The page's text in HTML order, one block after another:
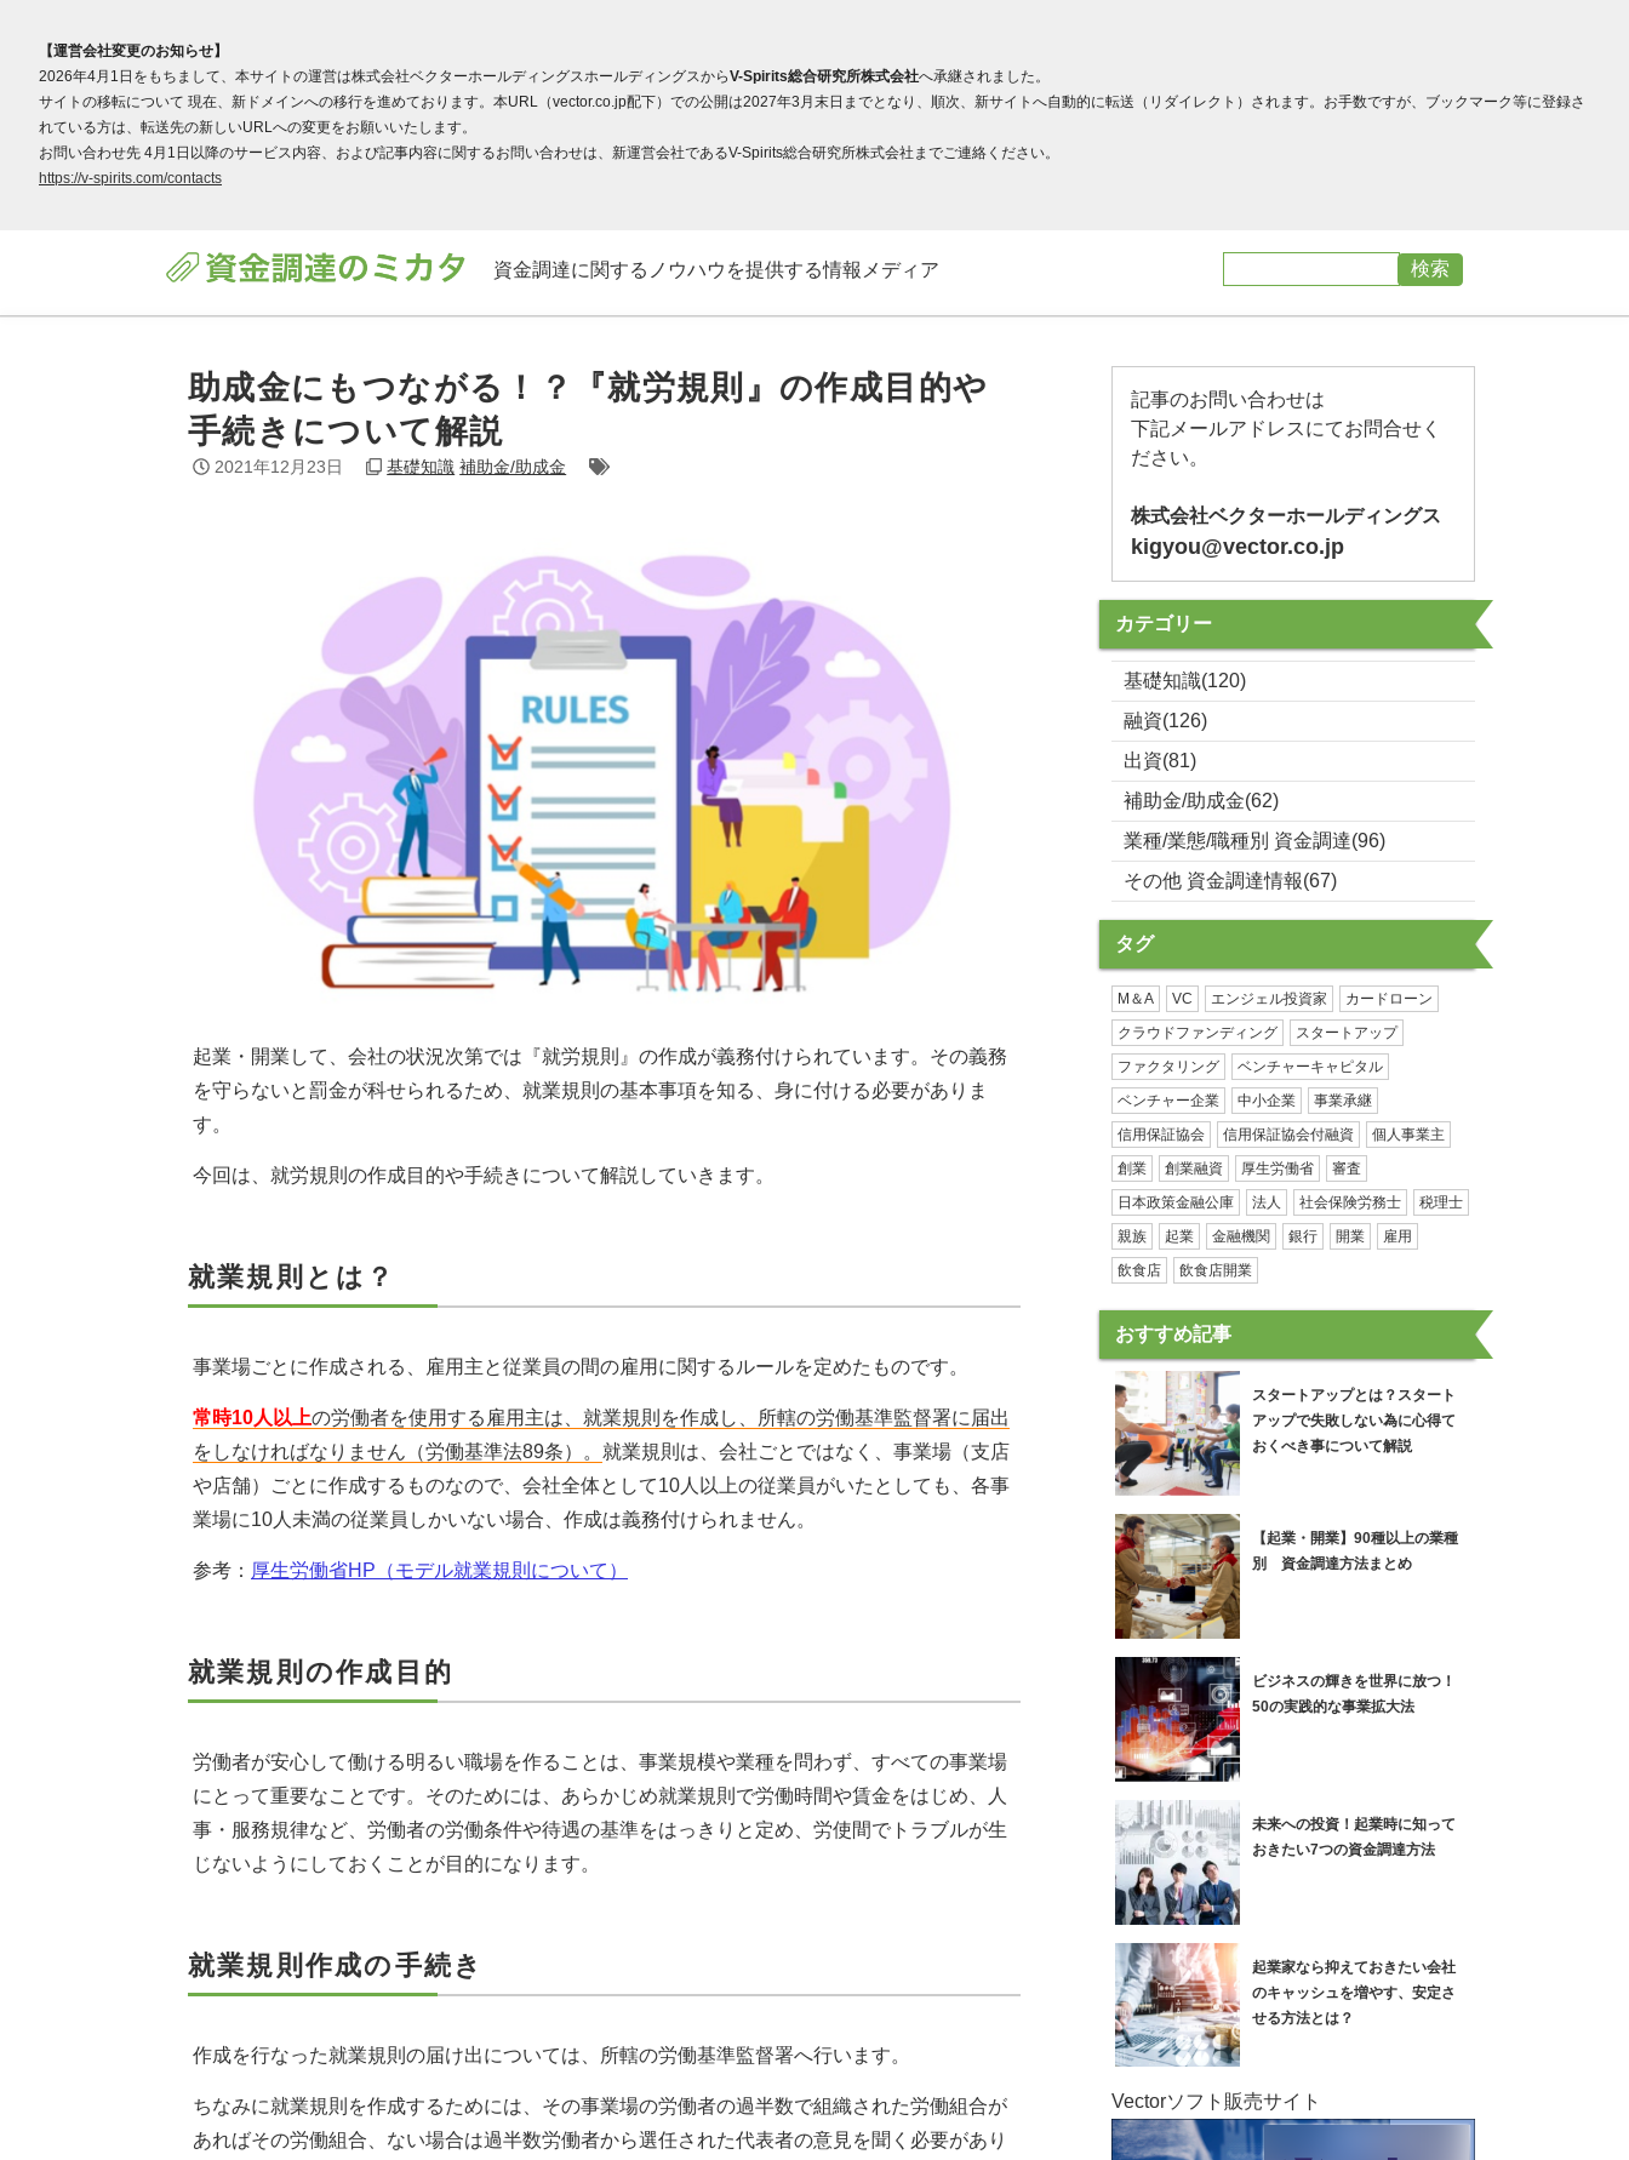
【運営会社変更のお知らせ】
2026年4月1日をもちまして、本サイトの運営は株式会社ベクターホールディングスホールディングスからV-Spirits総合研究所株式会社へ承継されました。
サイトの移転について 現在、新ドメインへの移行を進めております。本URL（vector.co.jp配下）での公開は2027年3月末日までとなり、順次、新サイトへ自動的に転送（リダイレクト）されます。お手数ですが、ブックマーク等に登録さ
れている方は、転送先の新しいURLへの変更をお願いいたします。
お問い合わせ先 4月1日以降のサービス内容、および記事内容に関するお問い合わせは、新運営会社であるV-Spirits総合研究所株式会社までご連絡ください。
https://v-spirits.com/contacts
資金調達に関するノウハウを提供する情報メディア
助成金にもつながる！？『就労規則』の作成目的や
手続きについて解説
2021年12月23日 基礎知識 補助金/助成金
起業・開業して、会社の状況次第では『就労規則』の作成が義務付けられています。その義務
を守らないと罰金が科せられるため、就業規則の基本事項を知る、身に付ける必要がありま
す。
今回は、就労規則の作成目的や手続きについて解説していきます。
就業規則とは？
事業場ごとに作成される、雇用主と従業員の間の雇用に関するルールを定めたものです。
常時10人以上の労働者を使用する雇用主は、就業規則を作成し、所轄の労働基準監督署に届出
をしなければなりません（労働基準法89条）。 就業規則は、会社ごとではなく、事業場（支店
や店舗）ごとに作成するものなので、会社全体として10人以上の従業員がいたとしても、各事
業場に10人未満の従業員しかいない場合、作成は義務付けられません。
参考： 厚生労働省HP（モデル就業規則について）
就業規則の作成目的
労働者が安心して働ける明るい職場を作ることは、事業規模や業種を問わず、すべての事業場
にとって重要なことです。そのためには、あらかじめ就業規則で労働時間や賃金をはじめ、人
事・服務規律など、労働者の労働条件や待遇の基準をはっきりと定め、労使間でトラブルが生
じないようにしておくことが目的になります。
就業規則作成の手続き
作成を行なった就業規則の届け出については、所轄の労働基準監督署へ行います。
ちなみに就業規則を作成するためには、その事業場の労働者の過半数で組織された労働組合が
あればその労働組合、ない場合は過半数労働者から選任された代表者の意見を聞く必要があり
記事のお問い合わせは
下記メールアドレスにてお問合せく
ださい。
株式会社ベクターホールディングス
kigyou@vector.co.jp
カテゴリー
基礎知識(120)
融資(126)
出資(81)
補助金/助成金(62)
業種/業態/職種別 資金調達(96)
その他 資金調達情報(67)
タグ
M＆A VC エンジェル投資家
カードローン
クラウドファンディング
スタートアップ
ファクタリング
ベンチャーキャピタル
ベンチャー企業
中小企業
事業承継
信用保証協会
信用保証協会付融資
個人事業主
創業
創業融資 厚生労働省
審査
日本政策金融公庫
法人 社会保険労務士
税理士
親族
起業 金融機関 銀行 開業
雇用
飲食店
飲食店開業
おすすめ記事
スタートアップとは？スタート
アップで失敗しない為に心得て
おくべき事について解説
【起業・開業】90種以上の業種
別 資金調達方法まとめ
ビジネスの輝きを世界に放つ！
50の実践的な事業拡大法
未来への投資！起業時に知って
おきたい7つの資金調達方法
起業家なら抑えておきたい会社
のキャッシュを増やす、安定さ
せる方法とは？
Vectorソフト販売サイト